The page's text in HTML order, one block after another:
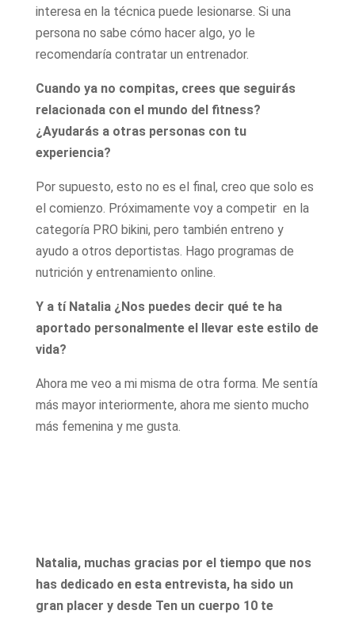
interesa en la técnica puede lesionarse. Si una
persona no sabe cómo hacer algo, yo le
recomendaría contratar un entrenador.
Cuando ya no compitas, crees que seguirás
relacionada con el mundo del fitness?
¿Ayudarás a otras personas con tu
experiencia?
Por supuesto, esto no es el final, creo que solo es
el comienzo. Próximamente voy a competir en la
categoría PRO bikini, pero también entreno y
ayudo a otros deportistas. Hago programas de
nutrición y entrenamiento online.
Y a tí Natalia ¿Nos puedes decir qué te ha
aportado personalmente el llevar este estilo de
vida?
Ahora me veo a mi misma de otra forma. Me sentía
más mayor interiormente, ahora me siento mucho
más femenina y me gusta.
Natalia, muchas gracias por el tiempo que nos
has dedicado en esta entrevista, ha sido un
gran placer y desde Ten un cuerpo 10 te